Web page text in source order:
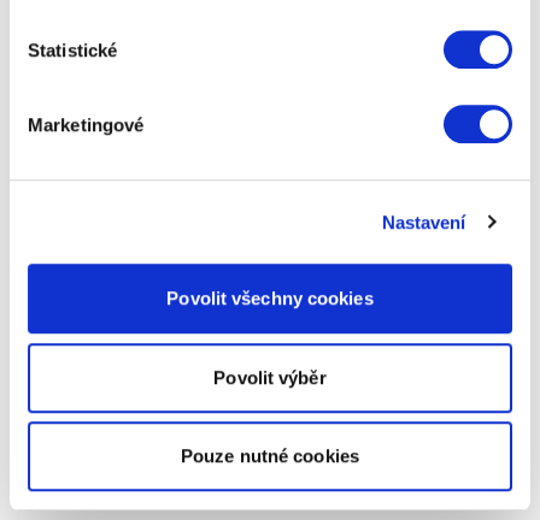
Statistické
Marketingové
Nastavení
Povolit všechny cookies
Povolit výběr
Pouze nutné cookies